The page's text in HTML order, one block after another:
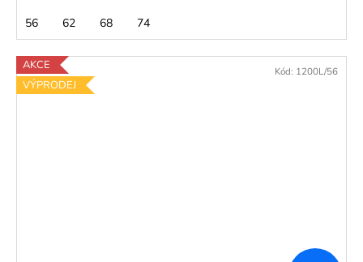
56 62 68 74
AKCE
VÝPRODEJ
Kód: 1200L/56